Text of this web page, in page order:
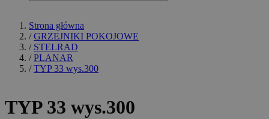
Strona główna
/ GRZEJNIKI POKOJOWE
/ STELRAD
/ PLANAR
/ TYP 33 wys.300
TYP 33 wys.300